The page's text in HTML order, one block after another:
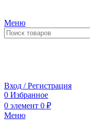
Меню
Вход / Регистрация
0 Избранное
0 элемент 0 ₽
Меню